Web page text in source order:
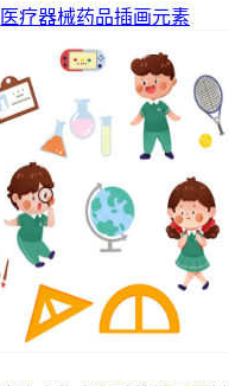
医疗器械药品插画元素